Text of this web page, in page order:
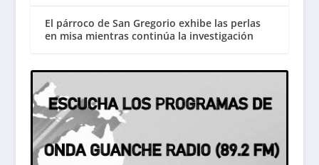
El párroco de San Gregorio exhibe las perlas
en misa mientras continúa la investigación